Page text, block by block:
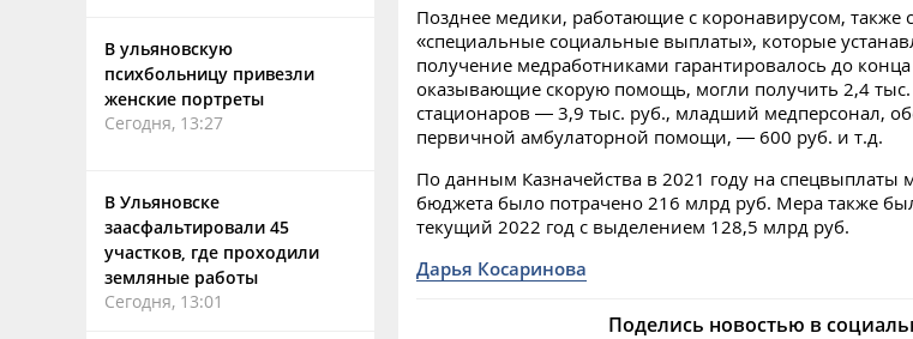
В ульяновскую
психбольницу привезли
женские портреты
Сегодня, 13:27
В Ульяновске
заасфальтировали 45
участков, где проходили
земляные работы
Сегодня, 13:01
Позднее медики, работающие с коронавирусом, также
«специальные социальные выплаты», которые
получение медработниками гарантировалось до
оказывающие скорую помощь, могли получить 2,4
стационаров — 3,9 тыс. руб., младший медперсонал,
первичной амбулаторной помощи, — 600 руб. и т.д.
По данным Казначейства в 2021 году на спецвыплаты
бюджета было потрачено 216 млрд руб. Мера также
текущий 2022 год с выделением 128,5 млрд руб.
Дарья Косаринова
Поделись новостью в